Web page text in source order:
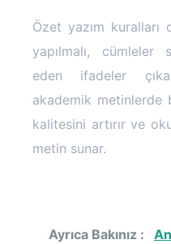
Özet yazım kuralları
yapılmalı,
eden ifadeler
akademik metinlerde
kalitesini artırır ve
metin sunar.
Ayrıca Bakınız :